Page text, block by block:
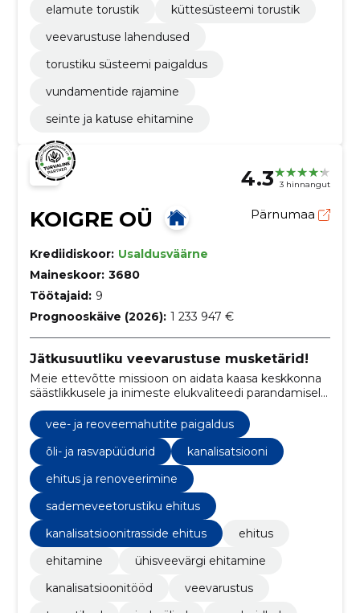
elamute torustik
küttesüsteemi torustik
veevarustuse lahendused
torustiku süsteemi paigaldus
vundamentide rajamine
seinte ja katuse ehitamine
4.3 3 hinnangut
KOIGRE OÜ Pärnumaa
Krediidiskoor: Usaldusväärne
Maineskoor: 3680
Töötajaid: 9
Prognooskäive (2026): 1 233 947 €
Jätkusuutliku veevarustuse musketärid!
Meie ettevõtte missioon on aidata kaasa keskkonna
säästlikkusele ja inimeste elukvaliteedi parandamisele,
ehitusteenust. Meie meeskond keskendub klientide
vajaduste täitmisele ja jätkusuutlikkusele.
vee- ja reoveemahutite paigaldus
õli- ja rasvapüüdurid
kanalisatsiooni
ehitus ja renoveerimine
sademeveetorustiku ehitus
kanalisatsioonitrasside ehitus
ehitus
ehitamine
ühisveevärgi ehitamine
kanalisatsioonitööd
veevarustus